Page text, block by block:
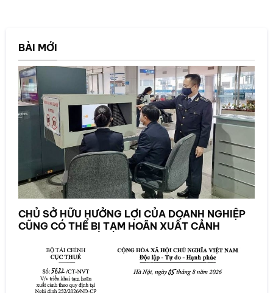
BÀI MỚI
CHỦ SỞ HỮU HƯỞNG LỢI CỦA DOANH NGHIỆP
CŨNG CÓ THỂ BỊ TẠM HOÃN XUẤT CẢNH